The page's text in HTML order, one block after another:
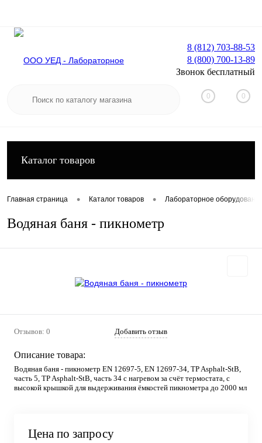
Вход Регистрация
8 (812) 703-88-53
8 (800) 700-13-89
Звонок бесплатный
0 0
Каталог товаров
Главная страница • Каталог товаров • Лабораторное
Водяная баня - пикнометр
Отзывов: 0 Добавить отзыв
Описание товара:
Водяная баня - пикнометр EN 12697-5, EN 12697-34, TP Asphalt-StB,
часть 5, TP Asphalt-StB, часть 34 с нагревом за счёт термостата, с
высокой крышкой для выдерживания ёмкостей пикнометра до 2000 мл
Цена по запросу